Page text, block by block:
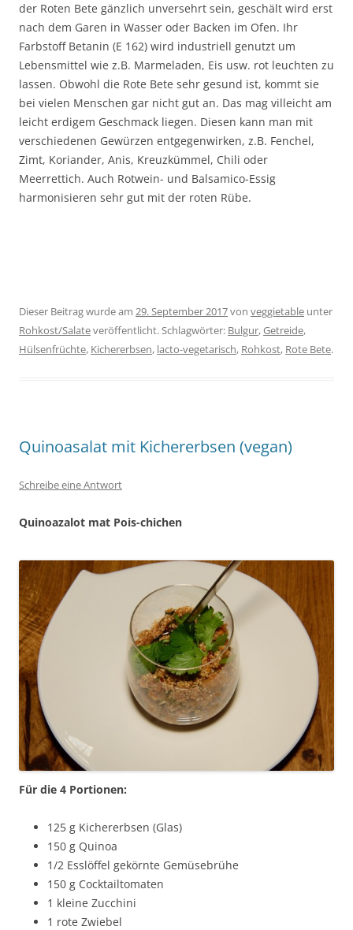
der Roten Bete gänzlich unversehrt sein, geschält wird erst
nach dem Garen in Wasser oder Backen im Ofen. Ihr
Farbstoff Betanin (E 162) wird industriell genutzt um
Lebensmittel wie z.B. Marmeladen, Eis usw. rot leuchten zu
lassen. Obwohl die Rote Bete sehr gesund ist, kommt sie
bei vielen Menschen gar nicht gut an. Das mag villeicht am
leicht erdigem Geschmack liegen. Diesen kann man mit
verschiedenen Gewürzen entgegenwirken, z.B. Fenchel,
Zimt, Koriander, Anis, Kreuzkümmel, Chili oder
Meerrettich. Auch Rotwein- und Balsamico-Essig
harmonisieren sehr gut mit der roten Rübe.
Dieser Beitrag wurde am 29. September 2017von veggietable unter
Rohkost/Salateveröffentlicht. Schlagwörter: Bulgur,Getreide,
Hülsenfrüchte, Kichererbsen, lacto-vegetarisch, Rohkost, Rote Bete.
Quinoasalat mit Kichererbsen (vegan)
Schreibe eine Antwort
Quinoazalot mat Pois-chichen
Für die 4 Portionen:
125 g Kichererbsen (Glas)
150 g Quinoa
1/2 Esslöffel gekörnte Gemüsebrühe
150 g Cocktailtomaten
1 kleine Zucchini
1 rote Zwiebel